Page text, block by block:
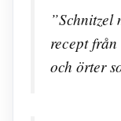
”Schnitzel
recept
och örter